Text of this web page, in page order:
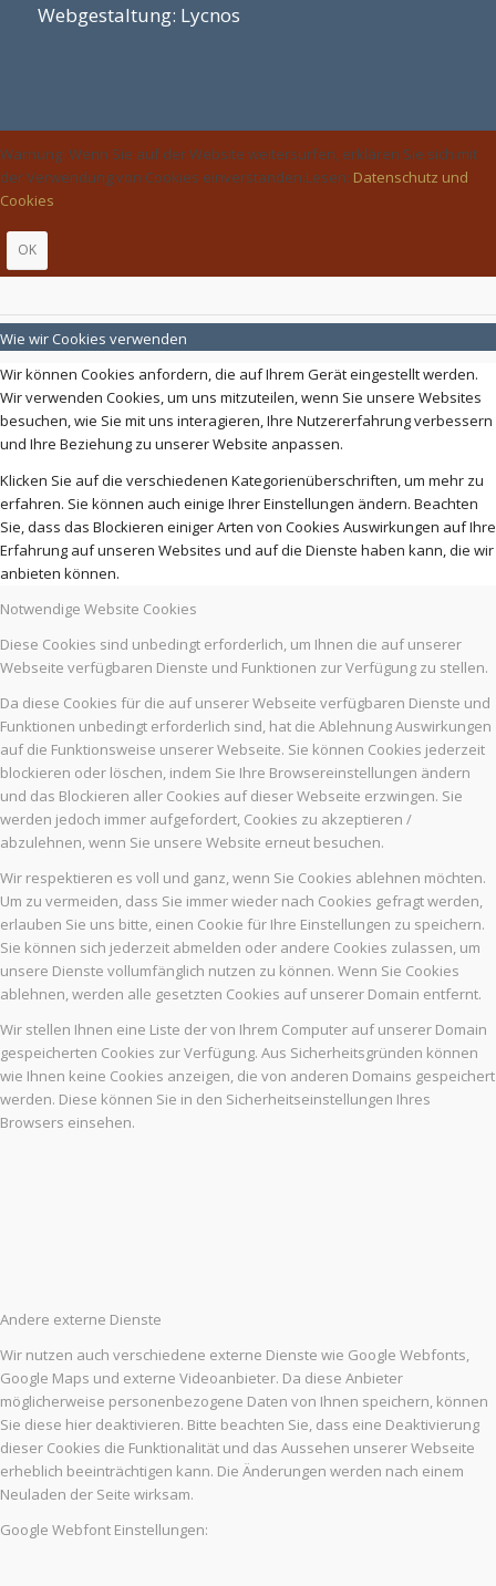
Webgestaltung: Lycnos
Warnung: Wenn Sie auf der Website weitersurfen, erklären Sie sich mit
der Verwendung von Cookies einverstanden.Lesen: Datenschutz und
Cookies
OK
Wie wir Cookies verwenden
Wir können Cookies anfordern, die auf Ihrem Gerät eingestellt werden.
Wir verwenden Cookies, um uns mitzuteilen, wenn Sie unsere Websites
besuchen, wie Sie mit uns interagieren, Ihre Nutzererfahrung verbessern
und Ihre Beziehung zu unserer Website anpassen.
Klicken Sie auf die verschiedenen Kategorienüberschriften, um mehr zu
erfahren. Sie können auch einige Ihrer Einstellungen ändern. Beachten
Sie, dass das Blockieren einiger Arten von Cookies Auswirkungen auf Ihre
Erfahrung auf unseren Websites und auf die Dienste haben kann, die wir
anbieten können.
Notwendige Website Cookies
Diese Cookies sind unbedingt erforderlich, um Ihnen die auf unserer
Webseite verfügbaren Dienste und Funktionen zur Verfügung zu stellen.
Da diese Cookies für die auf unserer Webseite verfügbaren Dienste und
Funktionen unbedingt erforderlich sind, hat die Ablehnung Auswirkungen
auf die Funktionsweise unserer Webseite. Sie können Cookies jederzeit
blockieren oder löschen, indem Sie Ihre Browsereinstellungen ändern
und das Blockieren aller Cookies auf dieser Webseite erzwingen. Sie
werden jedoch immer aufgefordert, Cookies zu akzeptieren /
abzulehnen, wenn Sie unsere Website erneut besuchen.
Wir respektieren es voll und ganz, wenn Sie Cookies ablehnen möchten.
Um zu vermeiden, dass Sie immer wieder nach Cookies gefragt werden,
erlauben Sie uns bitte, einen Cookie für Ihre Einstellungen zu speichern.
Sie können sich jederzeit abmelden oder andere Cookies zulassen, um
unsere Dienste vollumfänglich nutzen zu können. Wenn Sie Cookies
ablehnen, werden alle gesetzten Cookies auf unserer Domain entfernt.
Wir stellen Ihnen eine Liste der von Ihrem Computer auf unserer Domain
gespeicherten Cookies zur Verfügung. Aus Sicherheitsgründen können
wie Ihnen keine Cookies anzeigen, die von anderen Domains gespeichert
werden. Diese können Sie in den Sicherheitseinstellungen Ihres
Browsers einsehen.
Andere externe Dienste
Wir nutzen auch verschiedene externe Dienste wie Google Webfonts,
Google Maps und externe Videoanbieter. Da diese Anbieter
möglicherweise personenbezogene Daten von Ihnen speichern, können
Sie diese hier deaktivieren. Bitte beachten Sie, dass eine Deaktivierung
dieser Cookies die Funktionalität und das Aussehen unserer Webseite
erheblich beeinträchtigen kann. Die Änderungen werden nach einem
Neuladen der Seite wirksam.
Google Webfont Einstellungen: